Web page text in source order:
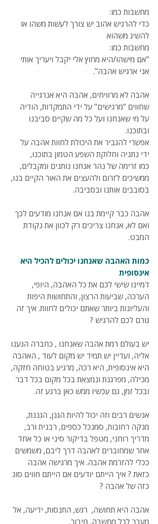
מחשבות כמו:
כדי להרגיש אהוב יש צורך לעשות משהו או
להשיג משהוא
מחשבות כמו:
"אם מישהו/היא מחוץ אלי יקבל ויעריך אותי
אני ארגיש אהבה".
אהבה לא מרוויחים, אהבה היא אנרגייה
שחווים "מרגישים" על ידי התמקדות, הודיה
על מי שאנחנו ועל כל מה שקיים סביבנו
ובתוכנו.
אפשרי להגביר את היכולת לחוות אהבה על
ידי נתניה וחלוקת השפע הטמון בתוכנו,
כמו זרימה של נהר אנחנו נותנים ומקבלים,
ממשיכים לזרום ולהעצים את האור הקיים בנו,
בסובבים אותנו ובסביבה.
אהבה כבר קיימת בנו אם אנחנו מודעים לכך
ואם לא, אנחנו צריכים רק לכוון את נקודת
המבט.
כמות האהבה שאנחנו יכולים להכיל היא
אינסופית
דמיינו שישי לכם את כל האהבה, היופי,
הערכה, שביעות הרצון, והתחושות היפות
והעליונות ביותר שאתם יכולים לחוות. איך זה
גורם לכם להרגיש ?
יש בעולם רמת אהבה שאנחנו , כחברה הגענו
אליה, ועדיין יש תמיד יש מקום לעוד , האהבה
היא אינסופית, היא רכה, מרגיע בטוחה חזקה,
מכילה, מפרגנת ונמצאת בכל מקום בכל דבר
ובכל זמן, גם עכשיו ממש כאן ברגע זה.
אנשים רבים וזה יכול להיות הגנן, הגננת,
מנקה רחובות, סמנכל כספים, רבנית ורב,
מדריך רוחני, מטפל בדיקור סיני או כל אחד
אחר שמחוברים לאהבה דרך ליבם, משמשים
ככלי להזרמת אהבה. איך מרגישה אהבה
כזאת ? איך הייתם יודעים אם הייתם חווים סוג
כזה של אהבה ?
אהבה היא תחושה,  רגש, התנסות, ידיעה, אל
מעבר לכל מחשבה, חיבור.